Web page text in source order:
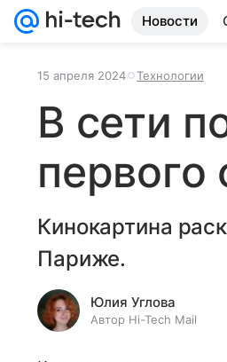
Новости
15 апреля 2024 Технологии
В сети
Кинокартина
Париже.
Юлия Углова
Автор Hi-Tech Mail